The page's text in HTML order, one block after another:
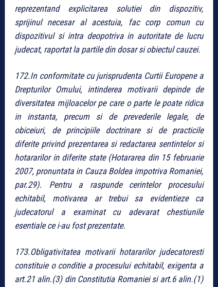
reprezentand explicitarea solutiei din dispozitiv,
sprijinul necesar al acestuia, fac corp comun cu
dispozitivul si intra deopotriva in autoritate de lucru
judecat, raportat la partile din dosar si obiectul cauzei.
172.In conformitate cu jurisprudenta Curtii Europene a
Drepturilor Omului, intinderea motivarii depinde de
diversitatea mijloacelor pe care o parte le poate ridica
in instanta, precum si de prevederile legale, de
obiceiuri, de principiile doctrinare si de practicile
diferite privind prezentarea si redactarea sentintelor si
hotararilor in diferite state (Hotararea din 15 februarie
2007, pronuntata in Cauza Boldea impotriva Romaniei,
par.29). Pentru a raspunde cerintelor procesului
echitabil, motivarea ar trebui sa evidentieze ca
judecatorul a examinat cu adevarat chestiunile
esentiale ce i-au fost prezentate.
173.Obligativitatea motivarii hotararilor judecatoresti
constituie o conditie a procesului echitabil, exigenta a
art.21 alin.(3) din Constitutia Romaniei si art.6 alin.(1)